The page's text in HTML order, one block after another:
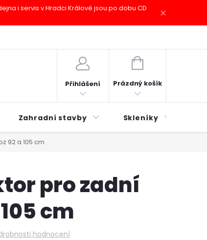
i servis v Hradci Králové jsou po dobu CD
Přihlášení
NÁKUPNÍ
Prázdný košík
Zahradní stavby Skleníky
92 a 105 cm
pro zadní
cm
hodnocení